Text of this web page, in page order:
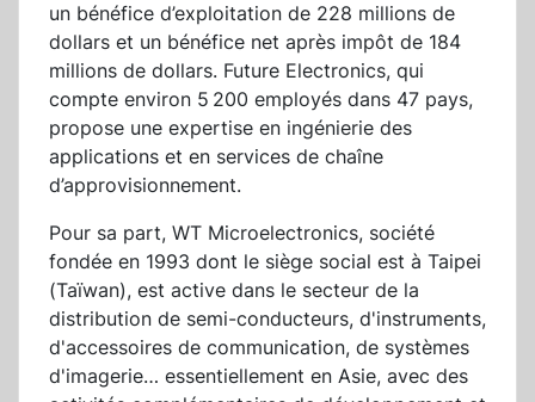
un bénéfice d’exploitation de 228 millions de
dollars et un bénéfice net après impôt de 184
millions de dollars. Future Electronics, qui
compte environ 5 200 employés dans 47 pays,
propose une expertise en ingénierie des
applications et en services de chaîne
d’approvisionnement.
Pour sa part, WT Microelectronics, société
fondée en 1993 dont le siège social est à Taipei
(Taïwan), est active dans le secteur de la
distribution de semi-conducteurs, d'instruments,
d'accessoires de communication, de systèmes
d'imagerie… essentiellement en Asie, avec des